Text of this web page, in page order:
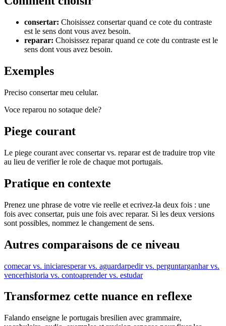
consertar: Choisissez consertar quand ce cote du contraste
est le sens dont vous avez besoin.
reparar: Choisissez reparar quand ce cote du contraste est le
sens dont vous avez besoin.
Exemples
Preciso consertar meu celular.
Voce reparou no sotaque dele?
Piege courant
Le piege courant avec consertar vs. reparar est de traduire trop vite
au lieu de verifier le role de chaque mot portugais.
Pratique en contexte
Prenez une phrase de votre vie reelle et ecrivez-la deux fois : une
fois avec consertar, puis une fois avec reparar. Si les deux versions
sont possibles, nommez le changement de sens.
Autres comparaisons de ce niveau
comecar vs. iniciaresperar vs. aguardarpedir vs. perguntarganhar vs.
vencerhistoria vs. contoaprender vs. estudar
Transformez cette nuance en reflexe
Falando enseigne le portugais bresilien avec grammaire,